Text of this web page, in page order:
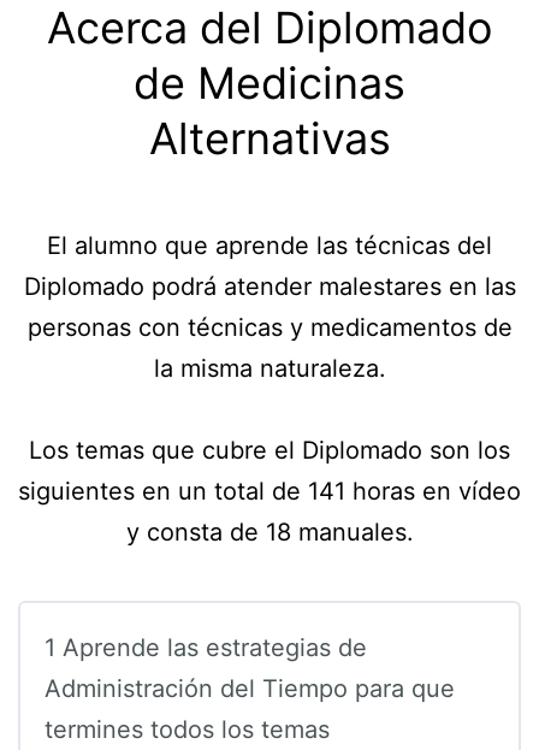
Acerca del Diplomado
de Medicinas
Alternativas
El alumno que aprende las técnicas del
Diplomado podrá atender malestares en las
personas con técnicas y medicamentos de
la misma naturaleza.
Los temas que cubre el Diplomado son los
siguientes en un total de 141 horas en vídeo
y consta de 18 manuales.
1 Aprende las estrategias de
Administración del Tiempo para que
termines todos los temas